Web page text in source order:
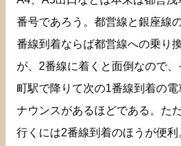
番号であろう。都営線と銀座線
番線到着ならば都営線への乗り
が、2番線に着くと面倒なので
町駅で降りて次の1番線到着の
ナウンスがあるほどである。た
行くには2番線到着のほうが便